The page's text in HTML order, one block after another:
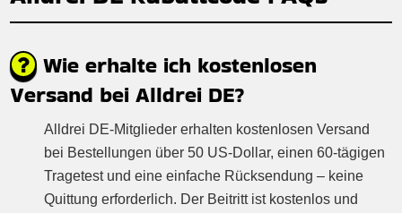
Wie erhalte ich kostenlosen
Versand bei Alldrei DE?
Alldrei DE-Mitglieder erhalten kostenlosen Versand
bei Bestellungen über 50 US-Dollar, einen 60-tägigen
Tragetest und eine einfache Rücksendung – keine
Quittung erforderlich. Der Beitritt ist kostenlos und